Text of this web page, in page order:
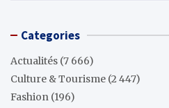
Categories
Actualités (7 666)
Culture & Tourisme (2 447)
Fashion (196)